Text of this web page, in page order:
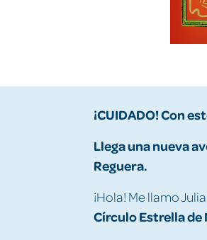
¡CUIDADO! Con
Llega una nueva
Reguera.
¡Hola! Me llamo
Círculo Estrella